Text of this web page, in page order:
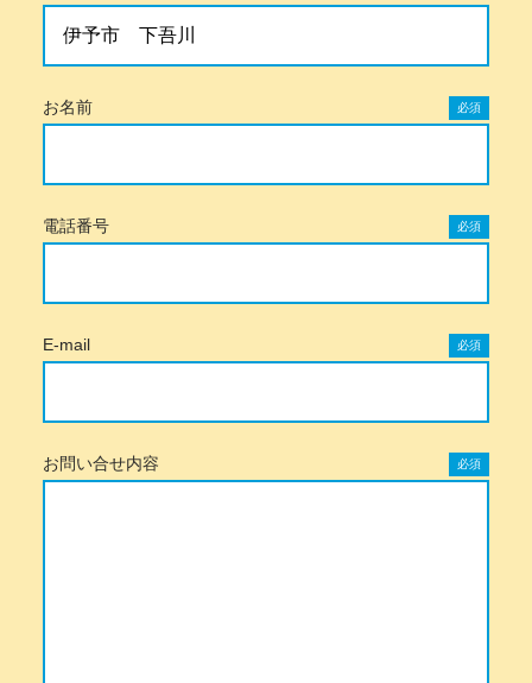
お名前 必須
電話番号 必須
E-mail 必須
お問い合せ内容 必須